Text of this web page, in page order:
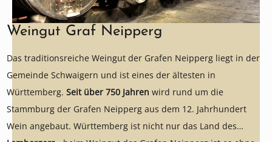
Weingut Graf Neipperg
Das traditionsreiche Weingut der Grafen Neipperg liegt in der
Gemeinde Schwaigern und ist eines der ältesten in
Württemberg. Seit über 750 Jahren wird rund um die
Stammburg der Grafen Neipperg aus dem 12. Jahrhundert
Wein angebaut. Württemberg ist nicht nur das Land des